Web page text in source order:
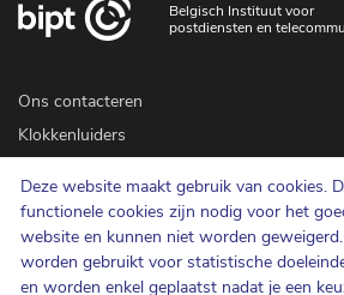
Deze website maakt gebruik van cookies.
functionele cookies zijn nodig voor het
website en kunnen niet worden
worden gebruikt voor statistische
en worden enkel geplaatst nadat je een
Belgisch Instituut voor
postdiensten en
Ons contacteren
Klokkenluiders
Toegankelijkheid
Pers